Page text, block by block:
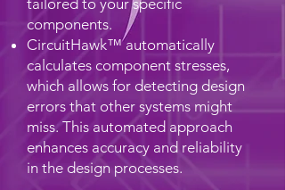
tailored to your specific
components.
CircuitHawk™ automatically
calculates component stresses,
which allows for detecting design
errors that other systems might
miss. This automated approach
enhances accuracy and reliability
in the design processes.